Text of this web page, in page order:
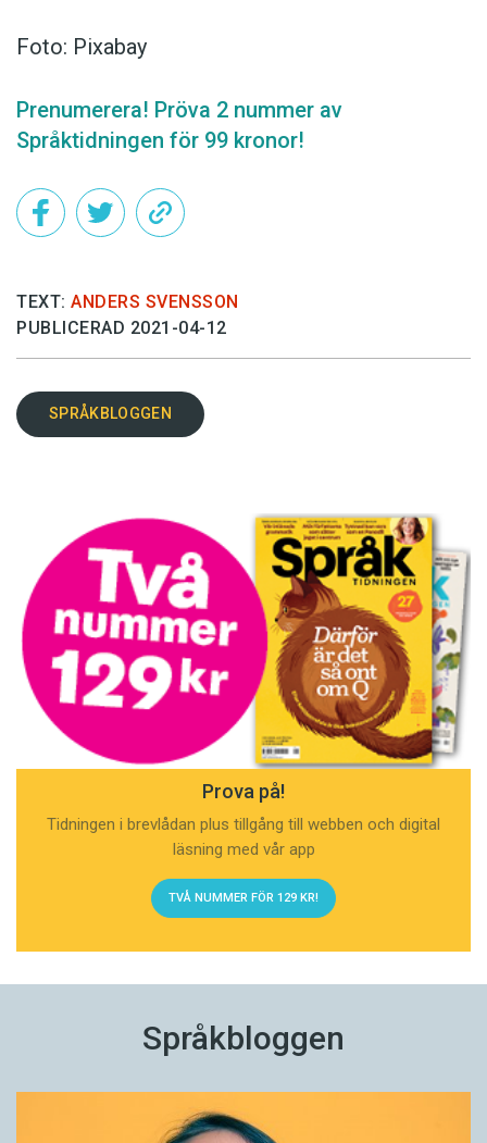
Foto: Pixabay
Prenumerera! Pröva 2 nummer av
Språktidningen för 99 kronor!
TEXT: ANDERS SVENSSON
PUBLICERAD 2021-04-12
SPRÅKBLOGGEN
Prova på!
Tidningen i brevlådan plus tillgång till webben och digital
läsning med vår app
TVÅ NUMMER FÖR 129 KR!
Språkbloggen